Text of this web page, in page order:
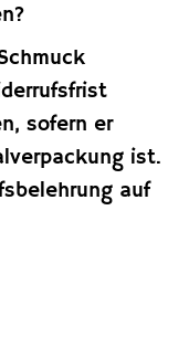
sofern er
ist.
auf